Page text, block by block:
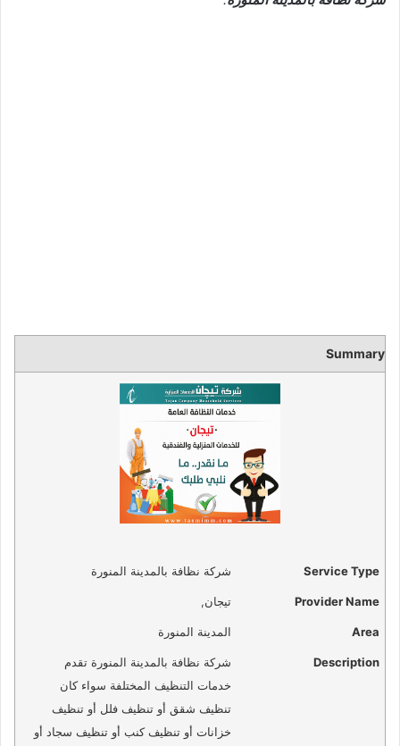
Summary
Service Type شركة نظافة بالمدينة المنورة
Provider Name تيجان,
Area المدينة المنورة
Description
شركة نظافة بالمدينة المنورة تقدم
خدمات التنظيف المختلفة سواء كان
تنظيف شقق أو تنظيف فلل أو تنظيف
خزانات أو تنظيف كنب أو تنظيف سجاد أو